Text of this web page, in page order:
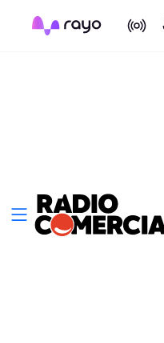
On Air